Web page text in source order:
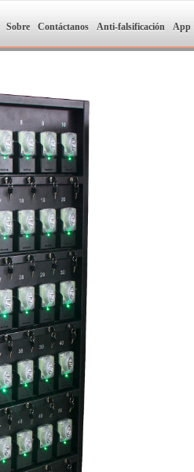
Sobre Contáctanos Anti-falsificación App